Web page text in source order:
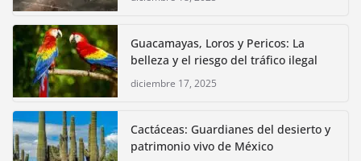
Guacamayas, Loros y Pericos: La
belleza y el riesgo del tráfico ilegal
diciembre 17, 2025
Cactáceas: Guardianes del desierto y
patrimonio vivo de México